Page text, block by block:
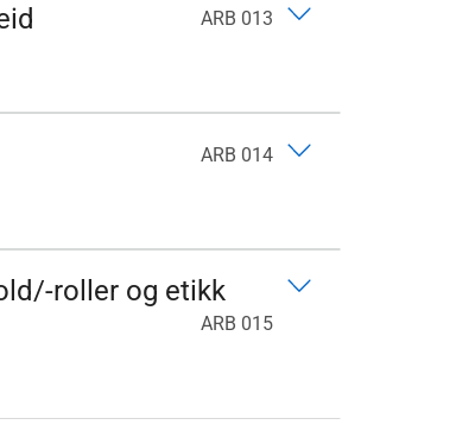
ARB 013
ARB 014
roller og etikk
ARB 015